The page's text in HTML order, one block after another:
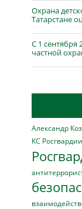
Охрана
Татарстане
С 1 сентября
частной
Александр
КС Росгвардии